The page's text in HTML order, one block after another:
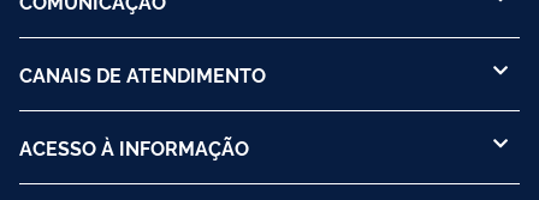
CANAIS DE ATENDIMENTO
ACESSO À INFORMAÇÃO